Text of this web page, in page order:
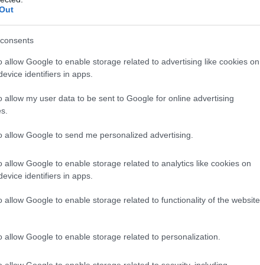
allow Google to enable storage related to advertising like cookies on
identifiers in apps.
allow my user data to be sent to Google for online advertising
allow Google to send me personalized advertising.
allow Google to enable storage related to analytics like cookies on
identifiers in apps.
allow Google to enable storage related to functionality of the website
allow Google to enable storage related to personalization.
is figyelemre méltó! Párzás után a hím váladékot
hamar megszilárdul, és alul elfedi a potroh nagy
az ivarnyílást. A lepkéktől általában távol áll a
így viszont egyetlen hím sem lehet biztos
kis Apolló-lepke hímje az ivarnyílás lezárásával azt
is párosodjon, e módon igyekszik biztosítani, hogy a
a hátrébb lévő peterakó nyílást szabadon
rendhagyó módon a nappali lepkék körében – a